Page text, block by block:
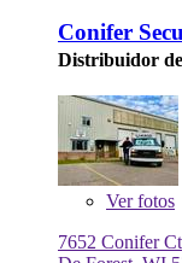
Conifer
Distribuidor
Verfotos
7652 Conifer Ct